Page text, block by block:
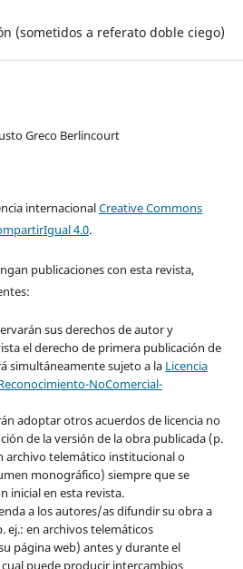
(sometidos a referato doble ciego)
Greco Berlincourt
internacionalCreative Commons
4.0.
publicaciones con esta revista,
sus derechos de autor y
el derecho de primera publicación de
simultáneamente sujeto a la Licencia
NoComercial-
adoptar otros acuerdos de licencia no
de la versión de la obra publicada (p.
archivo telemático institucional o
monográfico) siempre que se
inicial en esta revista.
a los autores/as difundir su obra a
ej.: en archivos telemáticos
página web) antes y durante el
puede producir intercambios